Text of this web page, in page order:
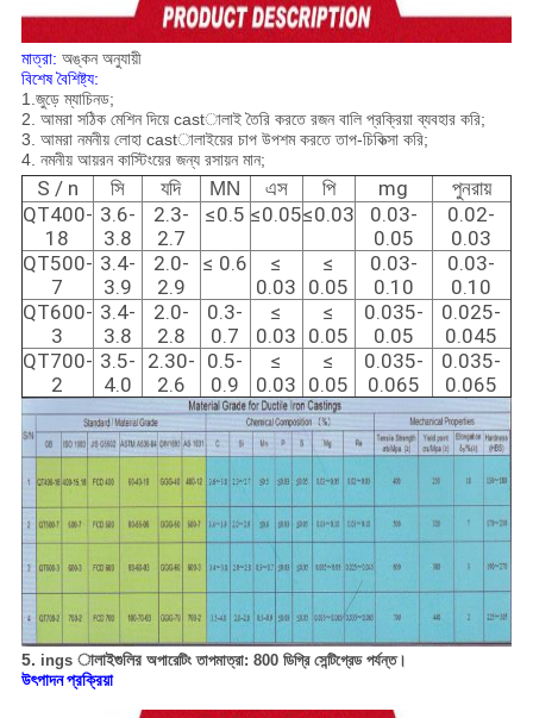
মাত্রা: অঙ্কন অনুযায়ী
বিশেষ বৈশিষ্ট্য:
1.জুড়ে ম্যাচিনড;
2. আমরা সঠিক মেশিন দিয়ে castালাই তৈরি করতে রজন বালি প্রক্রিয়া ব্যবহার করি;
3. আমরা নমনীয় লোহা castালাইয়ের চাপ উপশম করতে তাপ-চিকিত্সা করি;
4. নমনীয় আয়রন কাস্টিংয়ের জন্য রসায়ন মান;
S / n সি যদি MN এস পি mg
পুনরায়
QT400-
18
3.6-
3.8
2.3-
2.7
≤0.5 ≤0.05≤0.03
0.03-
0.05
0.02-
0.03
QT500-
7
3.4-
3.9
2.0-
2.9
≤ 0.6
≤
0.03
≤
0.05
0.03-
0.10
0.03-
0.10
QT600-
3
3.4-
3.8
2.0-
2.8
0.3-
0.7
≤
0.03
≤
0.05
0.035-
0.05
0.025-
0.045
QT700-
2
3.5-
4.0
2.30-
2.6
0.5-
0.9
≤
0.03
≤
0.05
0.035-
0.065
0.035-
0.065
5. ingsালাইগুলির অপারেটিং তাপমাত্রা: 800 ডিগ্রি সেন্টিগ্রেড পর্যন্ত।
উৎপাদন প্রক্রিয়া